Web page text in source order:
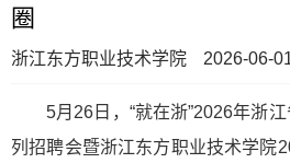
圈
浙江东方职业技术学院 2026-06-
5月26日，“就在浙”2026年浙
列招聘会暨浙江东方职业技术学院